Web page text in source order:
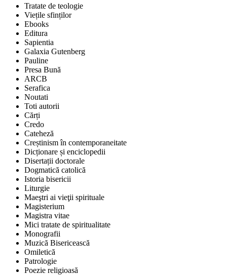
Tratate de teologie
Viețile sfinților
Ebooks
Editura
Sapientia
Galaxia Gutenberg
Pauline
Presa Bună
ARCB
Serafica
Noutati
Toti autorii
Cărți
Credo
Cateheză
Creștinism în contemporaneitate
Dicționare și enciclopedii
Disertații doctorale
Dogmatică catolică
Istoria bisericii
Liturgie
Maeştri ai vieţii spirituale
Magisterium
Magistra vitae
Mici tratate de spiritualitate
Monografii
Muzică Bisericească
Omiletică
Patrologie
Poezie religioasă